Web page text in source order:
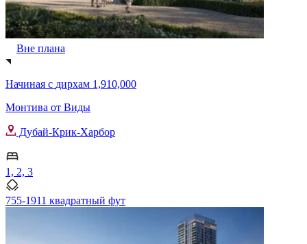
Вне плана
Начиная с дирхам 1,910,000
Монтива от Виды
Дубай-Крик-Харбор
1, 2, 3
755-1911 квадратный фут